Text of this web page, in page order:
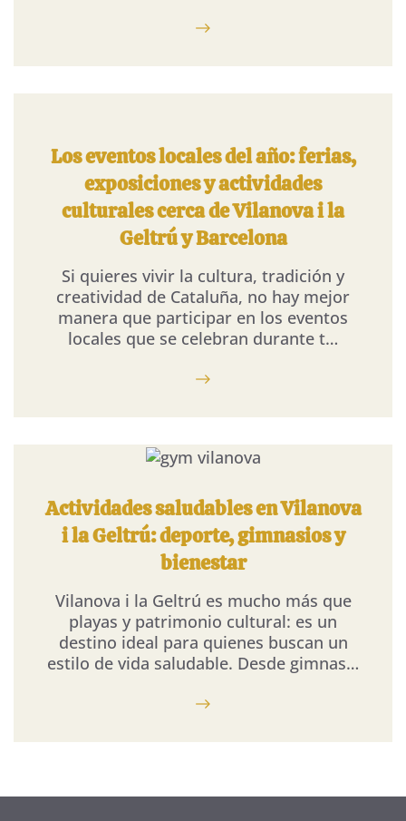
Los eventos locales del año: ferias,
exposiciones y actividades
culturales cerca de Vilanova i la
Geltrú y Barcelona
Si quieres vivir la cultura, tradición y
creatividad de Cataluña, no hay mejor
manera que participar en los eventos
locales que se celebran durante t…
Actividades saludables en Vilanova
i la Geltrú: deporte, gimnasios y
bienestar
Vilanova i la Geltrú es mucho más que
playas y patrimonio cultural: es un
destino ideal para quienes buscan un
estilo de vida saludable. Desde gimnas…